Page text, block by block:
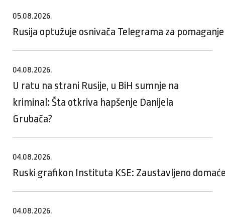
05.08.2026.
Rusija optužuje osnivača Telegrama za
04.08.2026.
U ratu na strani Rusije, u BiH sumnje na
kriminal: Šta otkriva hapšenje Danijela
Grubača?
04.08.2026.
Ruski grafikon Instituta KSE: Zaustavljeno
04.08.2026.